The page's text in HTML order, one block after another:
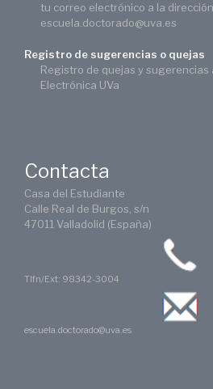
tu correo electrónico a la
escuela.doctorado@uva.es
Registro de sugerencias o quejas
Registro de quejas y sugerencias
Electrónica UVa
Contacta
Casa del Estudiante
Calle Real de Burgos, s/n
47011 Valladolid (España)
Tlfn/Ext: 98342-3004
escuela.doctorado@uva.es